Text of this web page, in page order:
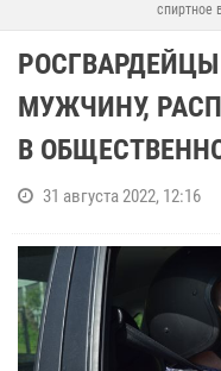
спиртное
МУЖЧИНУ,
В
31 августа 2022, 12:16